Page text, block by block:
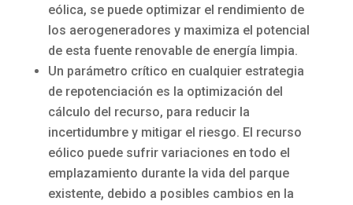
eólica, se puede optimizar el rendimiento de
los aerogeneradores y maximiza el potencial
de esta fuente renovable de energía limpia.
Un parámetro crítico en cualquier estrategia
de repotenciación es la optimización del
cálculo del recurso, para reducir la
incertidumbre y mitigar el riesgo. El recurso
eólico puede sufrir variaciones en todo el
emplazamiento durante la vida del parque
existente, debido a posibles cambios en la